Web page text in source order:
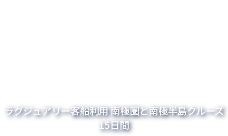
ラグジュアリー客船利用 南極圏と南極半島クルーズ
15日間